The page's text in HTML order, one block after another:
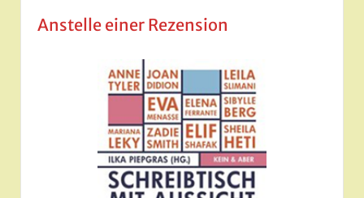
Anstelle einer Rezension